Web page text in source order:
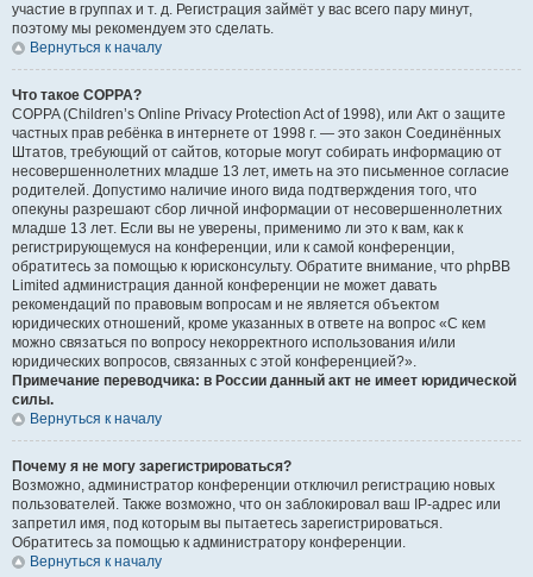
участие в группах и т. д. Регистрация займёт у вас всего пару минут,
поэтому мы рекомендуем это сделать.
Вернуться к началу
Что такое COPPA?
COPPA (Children’s Online Privacy Protection Act of 1998), или Акт о защите
частных прав ребёнка в интернете от 1998 г. — это закон Соединённых
Штатов, требующий от сайтов, которые могут собирать информацию от
несовершеннолетних младше 13 лет, иметь на это письменное согласие
родителей. Допустимо наличие иного вида подтверждения того, что
опекуны разрешают сбор личной информации от несовершеннолетних
младше 13 лет. Если вы не уверены, применимо ли это к вам, как к
регистрирующемуся на конференции, или к самой конференции,
обратитесь за помощью к юрисконсульту. Обратите внимание, что phpBB
Limited администрация данной конференции не может давать
рекомендаций по правовым вопросам и не является объектом
юридических отношений, кроме указанных в ответе на вопрос «С кем
можно связаться по вопросу некорректного использования и/или
юридических вопросов, связанных с этой конференцией?».
Примечание переводчика: в России данный акт не имеет юридической
силы.
Вернуться к началу
Почему я не могу зарегистрироваться?
Возможно, администратор конференции отключил регистрацию новых
пользователей. Также возможно, что он заблокировал ваш IP-адрес или
запретил имя, под которым вы пытаетесь зарегистрироваться.
Обратитесь за помощью к администратору конференции.
Вернуться к началу